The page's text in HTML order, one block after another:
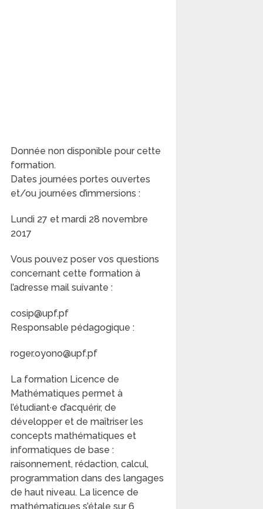
Donnée non disponible pour cette
formation.
Dates journées portes ouvertes
et/ou journées d’immersions :
Lundi 27 et mardi 28 novembre
2017
Vous pouvez poser vos questions
concernant cette formation à
l’adresse mail suivante :
cosip@upf.pf
Responsable pédagogique :
roger.oyono@upf.pf
La formation Licence de
Mathématiques permet à
l’étudiant·e d’acquérir, de
développer et de maîtriser les
concepts mathématiques et
informatiques de base :
raisonnement, rédaction, calcul,
programmation dans des langages
de haut niveau. La licence de
mathématiques s’étale sur 6